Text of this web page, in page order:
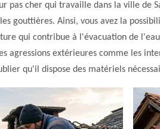
pas cher qui travaille dans la ville
gouttières. Ainsi, vous avez la
qui contribue à l'évacuation de
agressions extérieures comme les
qu'il dispose des matériels